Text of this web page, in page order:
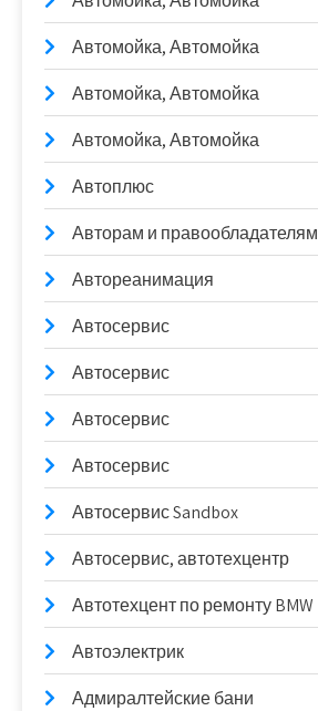
Автомойка, Автомойка
Автомойка, Автомойка
Автомойка, Автомойка
Автоплюс
Авторам и правообладателям
Автореанимация
Автосервис
Автосервис
Автосервис
Автосервис
Автосервис Sandbox
Автосервис, автотехцентр
Автотехцент по ремонту BMW
Автоэлектрик
Адмиралтейские бани